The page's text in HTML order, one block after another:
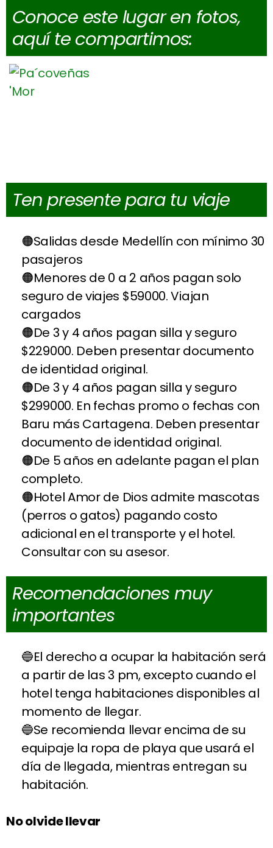
Conoce este lugar en fotos,
aquí te compartimos:
Ten presente para tu viaje
Salidas desde Medellín con mínimo 30
pasajeros
Menores de 0 a 2 años pagan solo
seguro de viajes $59000. Viajan
cargados
De 3 y 4 años pagan silla y seguro
$229000. Deben presentar documento
de identidad original.
De 3 y 4 años pagan silla y seguro
$299000. En fechas promo o fechas con
Baru más Cartagena. Deben presentar
documento de identidad original.
De 5 años en adelante pagan el plan
completo.
Hotel Amor de Dios admite mascotas
(perros o gatos) pagando costo
adicional en el transporte y el hotel.
Consultar con su asesor.
Recomendaciones muy
importantes
El derecho a ocupar la habitación será
a partir de las 3 pm, excepto cuando el
hotel tenga habitaciones disponibles al
momento de llegar.
Se recomienda llevar encima de su
equipaje la ropa de playa que usará el
día de llegada, mientras entregan su
habitación.
No olvide llevar